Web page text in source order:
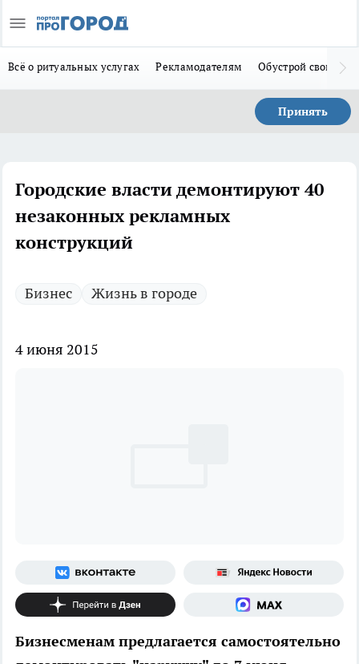
Всё о ритуальных услугах Рекламодателям Обустрой свой дом
Принять
Городские власти демонтируют 40
незаконных рекламных
конструкций
Бизнес Жизнь в городе
4 июня 2015
Бизнесменам предлагается самостоятельно